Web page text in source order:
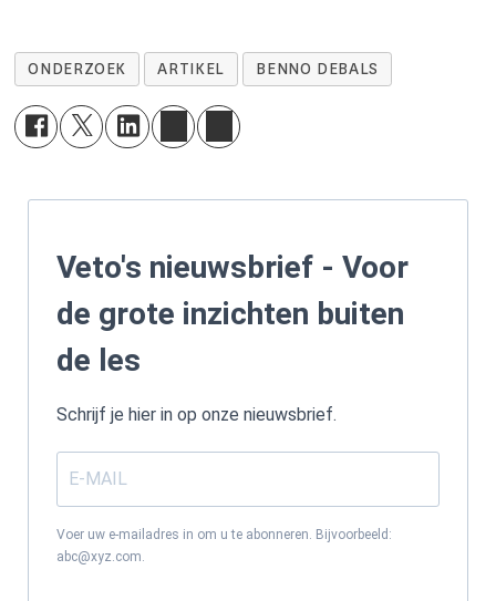
ONDERZOEK ARTIKEL BENNO DEBALS
Veto's nieuwsbrief - Voor
de grote inzichten buiten
de les
Schrijf je hier in op onze nieuwsbrief.
Voer uw e-mailadres in om u te abonneren. Bijvoorbeeld:
abc@xyz.com.